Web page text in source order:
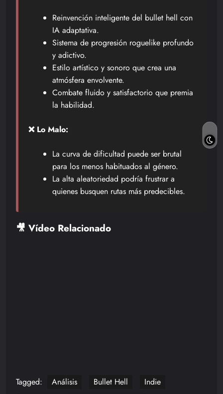
Reinvención inteligente del bullet hell con
IA adaptativa.
Sistema de progresión roguelike profundo
y adictivo.
Estilo artístico y sonoro que crea una
atmósfera envolvente.
Combate fluido y satisfactorio que premia
la habilidad.
❌ Lo Malo:
La curva de dificultad puede ser brutal
para los menos habituados al género.
La alta aleatoriedad podría frustrar a
quienes busquen rutas más predecibles.
🎥 Vídeo Relacionado
Tagged: Análisis Bullet Hell
Indie